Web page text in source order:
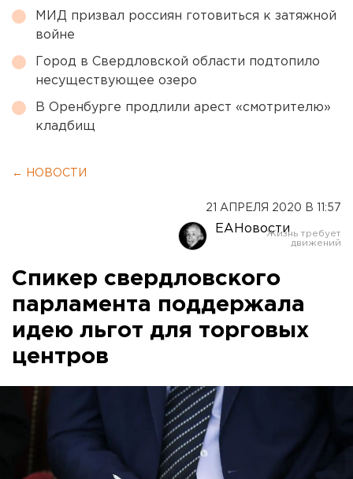
МИД призвал россиян готовиться к затяжной
войне
Город в Свердловской области подтопило
несуществующее озеро
В Оренбурге продлили арест «смотрителю»
кладбищ
← НОВОСТИ
21 АПРЕЛЯ 2020 В 11:57
ЕАНовости
Спикер свердловского
парламента поддержала
идею льгот для торговых
центров